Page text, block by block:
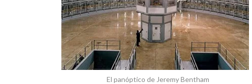
El panóptico de Jeremy Bentham